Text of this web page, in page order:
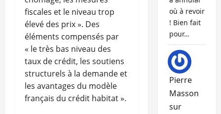
fiscales et le niveau trop
élevé des prix ». Des
éléments compensés par
« le très bas niveau des
taux de crédit, les soutiens
structurels à la demande et
les avantages du modèle
français du crédit habitat ».
où à revoir
! Bien fait
pour…
Pierre
Masson
sur